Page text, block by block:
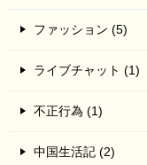
ファッション (5)
ライブチャット (1)
不正行為 (1)
中国生活記 (2)